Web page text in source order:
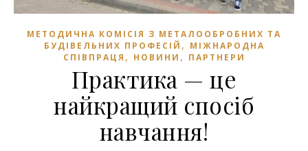
МЕТОДИЧНА КОМІСІЯ З МЕТАЛООБРОБНИХ ТА
БУДІВЕЛЬНИХ ПРОФЕСІЙ , МІЖНАРОДНА
СПІВПРАЦЯ , НОВИНИ , ПАРТНЕРИ
Практика — це
найкращий спосіб
навчання!